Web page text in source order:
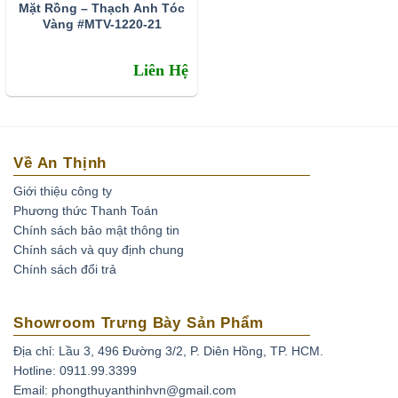
Ở Việt Nam đá thạch anh tóc vàng phân bố khá ít. Thông
tại VN đá còn kéo mây và tạm chất bên trong còn nhiều
chưa đủ độ để làm sản phẩm trang sức! Nguồn đá thạch
anh tóc xuất hiện nhiều tại VN chủ yếu là đá nhập khẩu từ
Mặt Rồng – Thạch Anh Tóc
Vàng #MTV-1220-21
Liên Hệ
Về An Thịnh
Giới thiệu công ty
Phương thức Thanh Toán
Chính sách bảo mật thông tin
Chính sách và quy định chung
Chính sách đổi trả
Showroom Trưng Bày Sản Phẩm
Địa chỉ: Lầu 3, 496 Đường 3/2, P. Diên Hồng, TP. HCM.
Hotline: 0911.99.3399
Email: phongthuyanthinhvn@gmail.com